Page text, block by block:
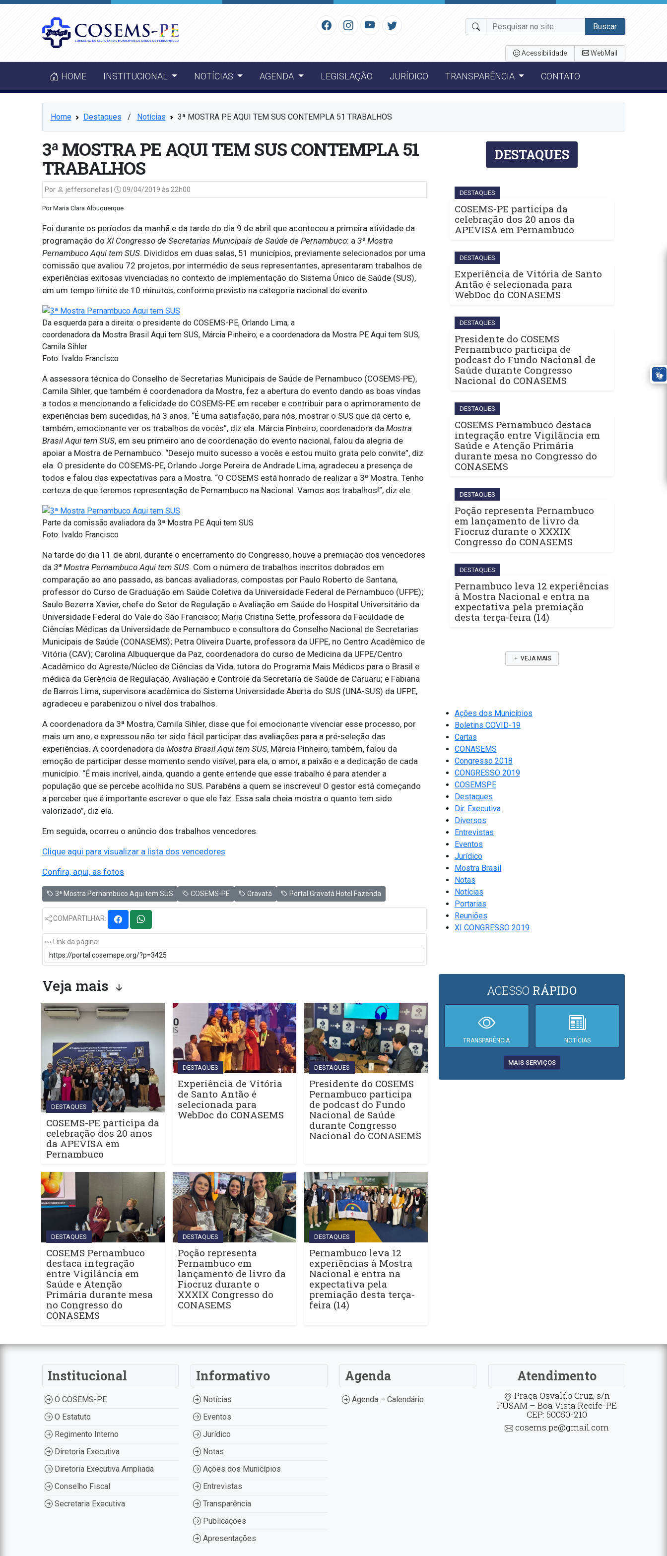
Buscar
Acessibilidade WebMail
HOME INSTITUCIONAL NOTÍCIAS AGENDA LEGISLAÇÃO JURÍDICO TRANSPARÊNCIA CONTATO
Home Destaques ⠀/⠀ Notícias 3ª MOSTRA PE AQUI TEM SUS CONTEMPLA 51 TRABALHOS
3ª MOSTRA PE AQUI TEM SUS CONTEMPLA 51
TRABALHOS
Por jeffersonelias | 09/04/2019 às 22h00
Por Maria Clara Albuquerque
Foi durante os períodos da manhã e da tarde do dia 9 de abril que aconteceu a primeira atividade da
programação do XI Congresso de Secretarias Municipais de Saúde de Pernambuco: a 3ª Mostra
Pernambuco Aqui tem SUS. Divididos em duas salas, 51 municípios, previamente selecionados por uma
comissão que avaliou 72 projetos, por intermédio de seus representantes, apresentaram trabalhos de
experiências exitosas vivenciadas no contexto de implementação do Sistema Único de Saúde (SUS),
em um tempo limite de 10 minutos, conforme previsto na categoria nacional do evento.
Da esquerda para a direita: o presidente do COSEMS-PE, Orlando Lima; a
coordenadora da Mostra Brasil Aqui tem SUS, Márcia Pinheiro; e a coordenadora da Mostra PE Aqui tem SUS,
Camila Sihler
Foto: Ivaldo Francisco
A assessora técnica do Conselho de Secretarias Municipais de Saúde de Pernambuco (COSEMS-PE),
Camila Sihler, que também é coordenadora da Mostra, fez a abertura do evento dando as boas vindas
a todos e mencionando a felicidade do COSEMS-PE em receber e contribuir para o aprimoramento de
experiências bem sucedidas, há 3 anos. “É uma satisfação, para nós, mostrar o SUS que dá certo e,
também, emocionante ver os trabalhos de vocês”, diz ela. Márcia Pinheiro, coordenadora da Mostra
Brasil Aqui tem SUS, em seu primeiro ano de coordenação do evento nacional, falou da alegria de
apoiar a Mostra de Pernambuco. “Desejo muito sucesso a vocês e estou muito grata pelo convite”, diz
ela. O presidente do COSEMS-PE, Orlando Jorge Pereira de Andrade Lima, agradeceu a presença de
todos e falou das expectativas para a Mostra. “O COSEMS está honrado de realizar a 3ª Mostra. Tenho
certeza de que teremos representação de Pernambuco na Nacional. Vamos aos trabalhos!”, diz ele.
Parte da comissão avaliadora da 3ª Mostra PE Aqui tem SUS
Foto: Ivaldo Francisco
Na tarde do dia 11 de abril, durante o encerramento do Congresso, houve a premiação dos vencedores
da 3ª Mostra Pernambuco Aqui tem SUS. Com o número de trabalhos inscritos dobrados em
comparação ao ano passado, as bancas avaliadoras, compostas por Paulo Roberto de Santana,
professor do Curso de Graduação em Saúde Coletiva da Universidade Federal de Pernambuco (UFPE);
Saulo Bezerra Xavier, chefe do Setor de Regulação e Avaliação em Saúde do Hospital Universitário da
Universidade Federal do Vale do São Francisco; Maria Cristina Sette, professora da Faculdade de
Ciências Médicas da Universidade de Pernambuco e consultora do Conselho Nacional de Secretarias
Municipais de Saúde (CONASEMS); Petra Oliveira Duarte, professora da UFPE, no Centro Acadêmico de
Vitória (CAV); Carolina Albuquerque da Paz, coordenadora do curso de Medicina da UFPE/Centro
Acadêmico do Agreste/Núcleo de Ciências da Vida, tutora do Programa Mais Médicos para o Brasil e
médica da Gerência de Regulação, Avaliação e Controle da Secretaria de Saúde de Caruaru; e Fabiana
de Barros Lima, supervisora acadêmica do Sistema Universidade Aberta do SUS (UNA-SUS) da UFPE,
agradeceu e parabenizou o nível dos trabalhos.
A coordenadora da 3ª Mostra, Camila Sihler, disse que foi emocionante vivenciar esse processo, por
mais um ano, e expressou não ter sido fácil participar das avaliações para a pré-seleção das
experiências. A coordenadora da Mostra Brasil Aqui tem SUS, Márcia Pinheiro, também, falou da
emoção de participar desse momento sendo visível, para ela, o amor, a paixão e a dedicação de cada
município. “É mais incrível, ainda, quando a gente entende que esse trabalho é para atender a
população que se percebe acolhida no SUS. Parabéns a quem se inscreveu! O gestor está começando
a perceber que é importante escrever o que ele faz. Essa sala cheia mostra o quanto tem sido
valorizado”, diz ela.
Em seguida, ocorreu o anúncio dos trabalhos vencedores.
Clique aqui para visualizar a lista dos vencedores
Confira, aqui, as fotos
3ª Mostra Pernambuco Aqui tem SUS COSEMS-PE Gravatá Portal Gravatá Hotel Fazenda
COMPARTILHAR:
Link da página:
Veja mais
DESTAQUES
COSEMS-PE participa da
celebração dos 20 anos
da APEVISA em
Pernambuco
DESTAQUES
Experiência de Vitória
de Santo Antão é
selecionada para
WebDoc do CONASEMS
DESTAQUES
Presidente do COSEMS
Pernambuco participa
de podcast do Fundo
Nacional de Saúde
durante Congresso
Nacional do CONASEMS
DESTAQUES
COSEMS Pernambuco
destaca integração
entre Vigilância em
Saúde e Atenção
Primária durante mesa
no Congresso do
CONASEMS
DESTAQUES
Poção representa
Pernambuco em
lançamento de livro da
Fiocruz durante o
XXXIX Congresso do
CONASEMS
DESTAQUES
Pernambuco leva 12
experiências à Mostra
Nacional e entra na
expectativa pela
premiação desta terça-
feira (14)
DESTAQUES
DESTAQUES
COSEMS-PE participa da
celebração dos 20 anos da
APEVISA em Pernambuco
DESTAQUES
Experiência de Vitória de Santo
Antão é selecionada para
WebDoc do CONASEMS
DESTAQUES
Presidente do COSEMS
Pernambuco participa de
podcast do Fundo Nacional de
Saúde durante Congresso
Nacional do CONASEMS
DESTAQUES
COSEMS Pernambuco destaca
integração entre Vigilância em
Saúde e Atenção Primária
durante mesa no Congresso do
CONASEMS
DESTAQUES
Poção representa Pernambuco
em lançamento de livro da
Fiocruz durante o XXXIX
Congresso do CONASEMS
DESTAQUES
Pernambuco leva 12 experiências
à Mostra Nacional e entra na
expectativa pela premiação
desta terça-feira (14)
VEJA MAIS
Ações dos Municípios
Boletins COVID-19
Cartas
CONASEMS
Congresso 2018
CONGRESSO 2019
COSEMSPE
Destaques
Dir. Executiva
Diversos
Entrevistas
Eventos
Jurídico
Mostra Brasil
Notas
Notícias
Portarias
Reuniões
XI CONGRESSO 2019
ACESSO RÁPIDO
TRANSPARÊNCIA NOTÍCIAS
MAIS SERVIÇOS
Institucional
O COSEMS-PE
O Estatuto
Regimento Interno
Diretoria Executiva
Diretoria Executiva Ampliada
Conselho Fiscal
Secretaria Executiva
Informativo
Notícias
Eventos
Jurídico
Notas
Ações dos Municípios
Entrevistas
Transparência
Publicações
Apresentações
Agenda
Agenda – Calendário
Atendimento
Praça Osvaldo Cruz, s/n
FUSAM – Boa Vista Recife-PE
CEP: 50050-210
cosems.pe@gmail.com